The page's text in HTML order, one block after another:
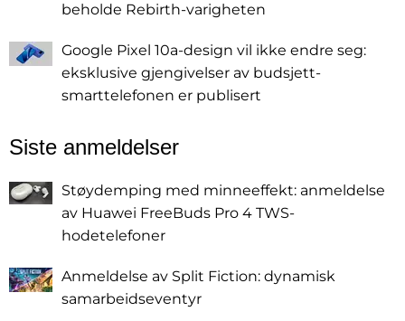
beholde Rebirth-varigheten
Google Pixel 10a-design vil ikke endre seg:
eksklusive gjengivelser av budsjett-
smarttelefonen er publisert
Siste anmeldelser
Støydemping med minneeffekt: anmeldelse
av Huawei FreeBuds Pro 4 TWS-
hodetelefoner
Anmeldelse av Split Fiction: dynamisk
samarbeidseventyr